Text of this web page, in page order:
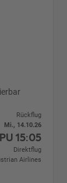
Rückflug
Mi., 14.10.26
15:05
Direktflug
Airlines